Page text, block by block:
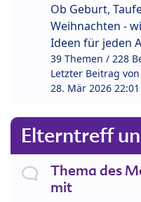
Ob Geburt,
Weihnachten -
Ideen für jeden
39 Themen / 228
Letzter Beitrag von
28. Mär 2026 22:01
Elterntreff
Thema des
mit